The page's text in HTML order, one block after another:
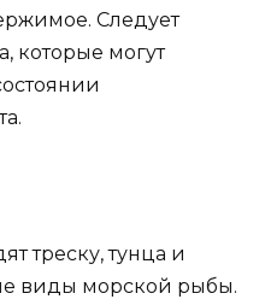
Следует
которые могут
треску, тунца и
виды морской рыбы.